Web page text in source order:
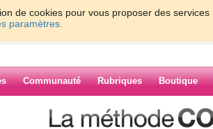
de cookies pour vous proposer des services
paramètres.
Communauté Rubriques Boutique